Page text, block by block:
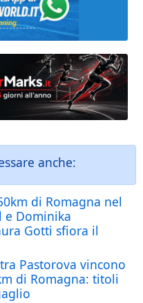
anche:
di Romagna nel
e Dominika
Gotti sfiora il
Pastorova vincono
di Romagna: titoli